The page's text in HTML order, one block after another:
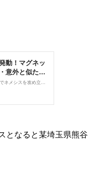
となると某埼玉県熊谷